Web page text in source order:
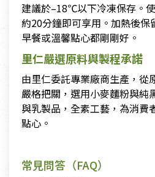
建議於–18℃以下冷凍保存。
約20分鐘即可享用。加熱後保
早餐或溫馨點心都剛剛好。
里仁嚴選原料與製程承諾
由里仁委託專業廠商生產，從
嚴格把關，選用小麥麵粉與純
與乳製品，全素工藝，為消費
點心。
常見問答（FAQ）